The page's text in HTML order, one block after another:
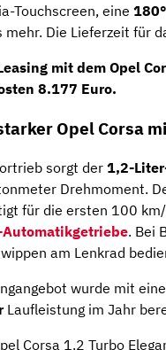
Touchscreen, eine
mehr. Die Lieferzeit für
mit dem Opel
8.177 Euro.
Opel Corsa
sorgt der 1,2-
Drehmoment.
für die ersten 100
. Bei
am Lenkrad
wurde mit
Laufleistung im Jahr
Corsa 1.2 Turbo